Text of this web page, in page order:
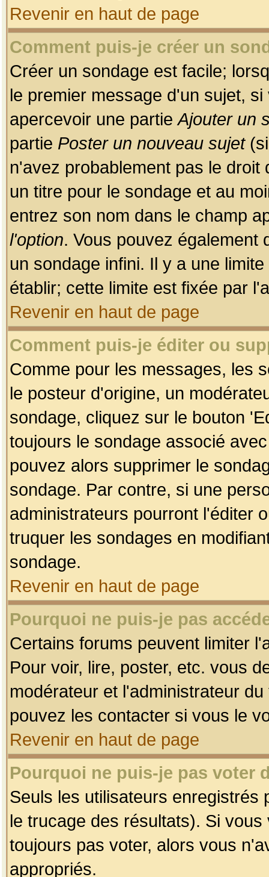
Revenir en haut de page
Comment puis-je créer un
Créer un sondage est facile;
le premier message d'un sujet,
apercevoir une partieAjouter un
partie Poster un nouveau sujet(si
n'avez probablement pas le
un titre pour le sondage et au
entrez son nom dans le champ
l'option. Vous pouvez également
un sondage infini. Il y a une
établir; cette limite est fixée par
Revenir en haut de page
Comment puis-je éditer ou
Comme pour les messages, les
le posteur d'origine, un
sondage, cliquez sur le bouton
toujours le sondage associé
pouvez alors supprimer le
sondage. Par contre, si une
administrateurs pourront l'éditer
truquer les sondages en
sondage.
Revenir en haut de page
Pourquoi ne puis-je pas
Certains forums peuvent limiter
Pour voir, lire, poster, etc. vous
modérateur et l'administrateur
pouvez les contacter si vous le
Revenir en haut de page
Pourquoi ne puis-je pas voter
Seuls les utilisateurs enregistrés
le trucage des résultats). Si
toujours pas voter, alors vous
appropriés.